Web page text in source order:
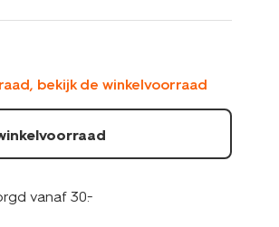
bekijk de winkelvoorraad
vanaf 30.-